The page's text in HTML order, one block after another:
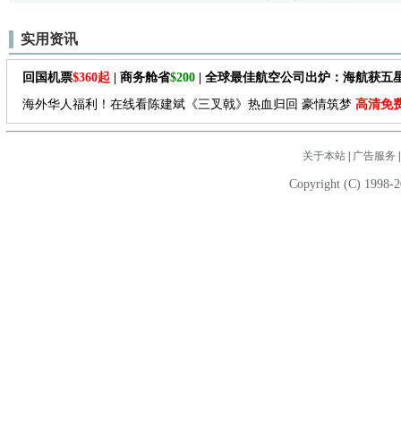
实用资讯
回国机票$360起 | 商务舱省$200 | 全球最佳航空公司出炉：海航获五
海外华人福利！在线看陈建斌《三叉戟》热血归回 豪情筑梦 高清免
关于本站| 广告服务
Copyright (C) 1998-